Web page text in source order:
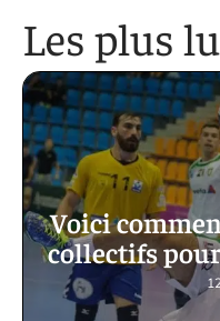
Les plus
Voici
collectifs